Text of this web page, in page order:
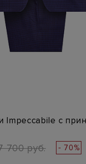
Impeccabile с
700 руб. - 70%